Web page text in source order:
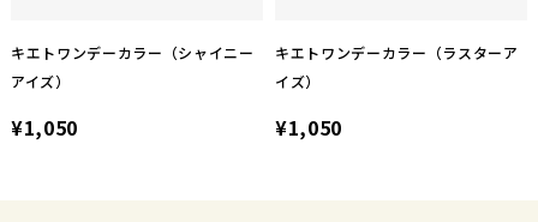
キエトワンデーカラー（シャイニー
アイズ）
¥1,050
キエトワンデーカラー（ラスターア
イズ）
¥1,050